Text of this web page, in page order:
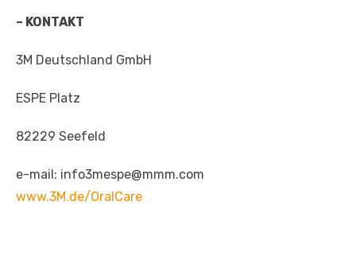
– KONTAKT
3M Deutschland GmbH
ESPE Platz
82229 Seefeld
e-mail: info3mespe@mmm.com
www.3M.de/OralCare